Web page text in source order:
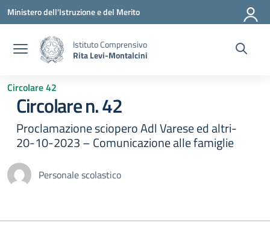
Vai ai contenuti
Vai al menu di navigazione
Vai al footer
Ministero dell'Istruzione e del Merito
Istituto Comprensivo
Rita Levi-Montalcini
Circolare 42
Circolare n. 42
Proclamazione sciopero Adl Varese ed altri-
20-10-2023 – Comunicazione alle famiglie
Personale scolastico